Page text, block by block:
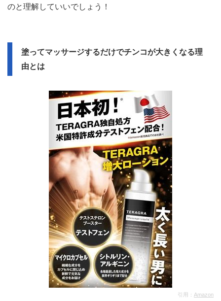
のと理解していいでしょう！
塗ってマッサージするだけでチンコが大きくなる理
由とは
引用： Amazon